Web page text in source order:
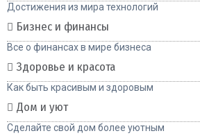
Достижения из мира технологий
Бизнес и финансы
Все о финансах в мире бизнеса
Здоровье и красота
Как быть красивым и здоровым
Дом и уют
Сделайте свой дом более уютным